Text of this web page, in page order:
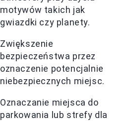
motywów takich jak
gwiazdki czy planety.
Zwiększenie
bezpieczeństwa przez
oznaczenie potencjalnie
niebezpiecznych miejsc.
Oznaczanie miejsca do
parkowania lub strefy dla